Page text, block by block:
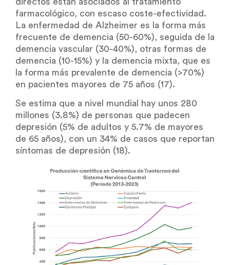
farmacológico, con escaso coste-efectividad.
La enfermedad de Alzheimer es la forma más
frecuente de demencia (50-60%), seguida de la
demencia vascular (30-40%), otras formas de
demencia (10-15%) y la demencia mixta, que es
la forma más prevalente de demencia (>70%)
en pacientes mayores de 75 años (17).
Se estima que a nivel mundial hay unos 280
millones (3.8%) de personas que padecen
depresión (5% de adultos y 5.7% de mayores
de 65 años), con un 34% de casos que reportan
síntomas de depresión (18).